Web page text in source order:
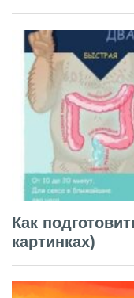
Как
картинках)